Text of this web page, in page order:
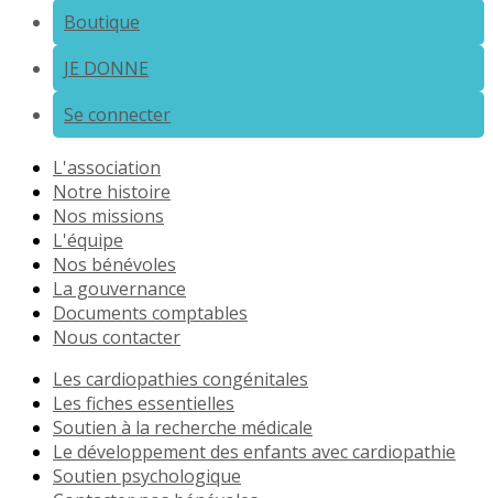
Boutique
JE DONNE
Se connecter
L'association
Notre histoire
Nos missions
L'équipe
Nos bénévoles
La gouvernance
Documents comptables
Nous contacter
Les cardiopathies congénitales
Les fiches essentielles
Soutien à la recherche médicale
Le développement des enfants avec cardiopathie
Soutien psychologique